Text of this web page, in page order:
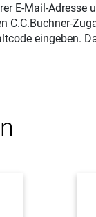
E-Mail-Adresse
C.C.Buchner-
eingeben.